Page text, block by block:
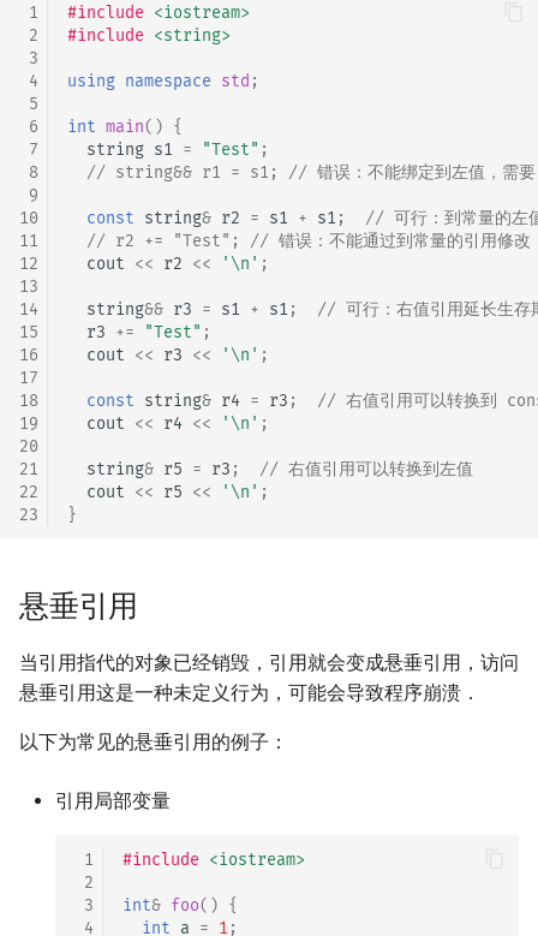
Stern–Brocot 树与 Farey
二次域
支配树
图上随机游走
1
2
3
4
5
6
7
8
9
10
11
12
13
14
15
16
17
18
19
20
21
22
23
#include <iostream>
#include <string>
using namespace std ;
int main() {
string s1 = "Test" ;
// string&& r1 = s1; // 错误：不能绑定到左值，需
const string& r2 = s1 + s1 ;
// 可行：到常量的左
// r2 += "Test"; // 错误：不能通过到常量的引用修改
cout << r2 << '\n' ;
string&& r3 = s1 + s1 ;
// 可行：右值引用延长生存
r3 += "Test" ;
cout << r3 << '\n' ;
const string& r4 = r3 ;
// 右值引用可以转换到
cout << r4 << '\n' ;
string& r5 = r3 ;
// 右值引用可以转换到左值
cout << r5 << '\n' ;
}
悬垂引用
当引用指代的对象已经销毁，引用就会变成悬垂引用，访问
悬垂引用这是一种未定义行为，可能会导致程序崩溃．
以下为常见的悬垂引用的例子：
引用局部变量
1
2
3
4
#include <iostream>
int& foo() {
int a = 1 ;